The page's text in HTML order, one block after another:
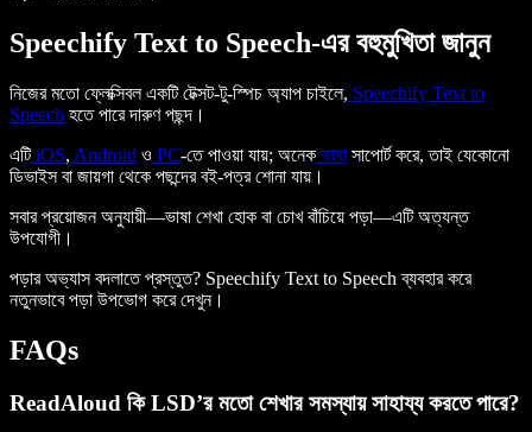
Speechify Text to Speech-এর বহুমুখিতা জানুন
নিজের মতো ফ্লেক্সিবল একটি টেক্সট-টু-স্পিচ অ্যাপ চাইলে, Speechify Text to
Speech হতে পারে দারুণ পছন্দ।
এটিiOS, Android ও PC-তে পাওয়া যায়; অনেক ভাষা সাপোর্ট করে, তাই যেকোনো
ডিভাইস বা জায়গা থেকে পছন্দের বই-পত্র শোনা যায়।
সবার প্রয়োজন অনুযায়ী—ভাষা শেখা হোক বা চোখ বাঁচিয়ে পড়া—এটি অত্যন্ত
উপযোগী।
পড়ার অভ্যাস বদলাতে প্রস্তুত? Speechify Text to Speech ব্যবহার করে
নতুনভাবে পড়া উপভোগ করে দেখুন।
FAQs
ReadAloud কি LSD’র মতো শেখার সমস্যায় সাহায্য করতে পারে?